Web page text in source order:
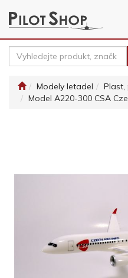
Modely letadel Plast,
Model A220-300 CSA